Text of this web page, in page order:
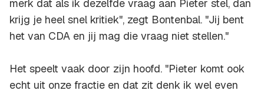
merk dat als ik dezelfde vraag aan Pieter stel, dan
krijg je heel snel kritiek", zegt Bontenbal. "Jij bent
het van CDA en jij mag die vraag niet stellen."
Het speelt vaak door zijn hoofd. "Pieter komt ook
echt uit onze fractie en dat zit denk ik wel even